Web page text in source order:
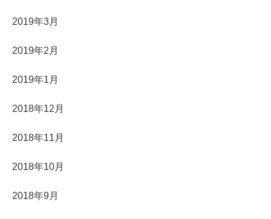
2019年3月
2019年2月
2019年1月
2018年12月
2018年11月
2018年10月
2018年9月